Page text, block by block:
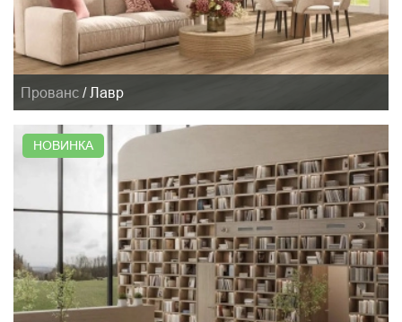
Прованс / Лавр
НОВИНКА